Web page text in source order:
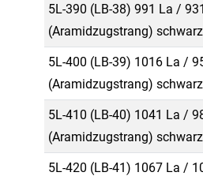
5L-390 (LB-38) 991 La /
(Aramidzugstrang) schwarz
5L-400 (LB-39) 1016 La /
(Aramidzugstrang) schwarz
5L-410 (LB-40) 1041 La /
(Aramidzugstrang) schwarz
5L-420 (LB-41) 1067 La /